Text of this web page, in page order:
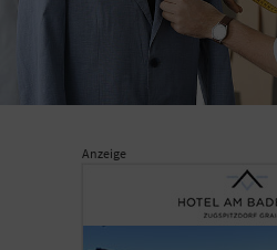
Anzeige